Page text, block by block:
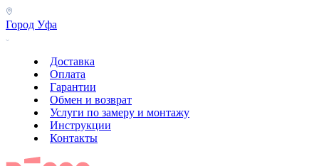
Город Уфа
Доставка
Оплата
Гарантии
Обмен и возврат
Услуги по замеру и монтажу
Инструкции
Контакты